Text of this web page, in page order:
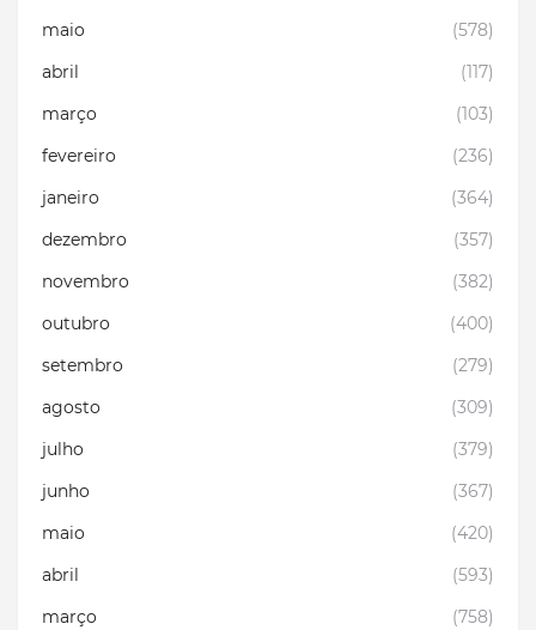
maio
(578)
abril
(117)
março
(103)
fevereiro
(236)
janeiro
(364)
dezembro
(357)
novembro
(382)
outubro
(400)
setembro
(279)
agosto
(309)
julho
(379)
junho
(367)
maio
(420)
abril
(593)
março
(758)